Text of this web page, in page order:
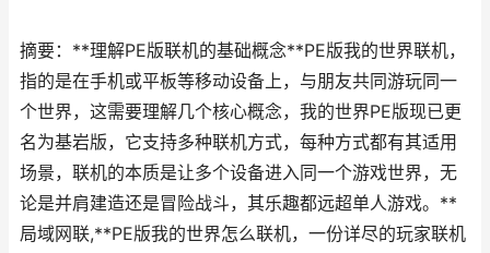
摘要：**理解PE版联机的基础概念**PE版我的世界联机，
指的是在手机或平板等移动设备上，与朋友共同游玩同一
个世界，这需要理解几个核心概念，我的世界PE版现已更
名为基岩版，它支持多种联机方式，每种方式都有其适用
场景，联机的本质是让多个设备进入同一个游戏世界，无
论是并肩建造还是冒险战斗，其乐趣都远超单人游戏。**
局域网联,**PE版我的世界怎么联机，一份详尽的玩家联机